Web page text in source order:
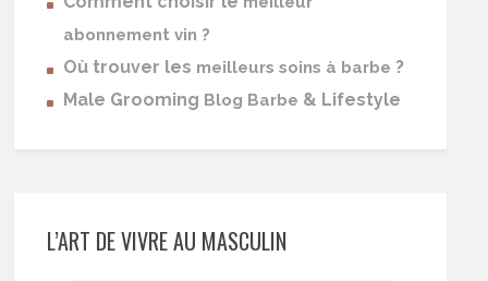
abonnement vin ?
Où trouver les meilleurs soins à barbe ?
Male Grooming Blog Barbe & Lifestyle
L’ART DE VIVRE AU MASCULIN